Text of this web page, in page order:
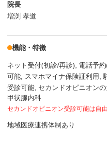
院長
増渕 孝道
機能・特徴
ネット受付(初診/再診) 電話予
可能 スマホマイナ保険証利用
受診可能 セカンドオピニオン
甲状腺内科
セカンドオピニオン受診可能は自
地域医療連携体制あり